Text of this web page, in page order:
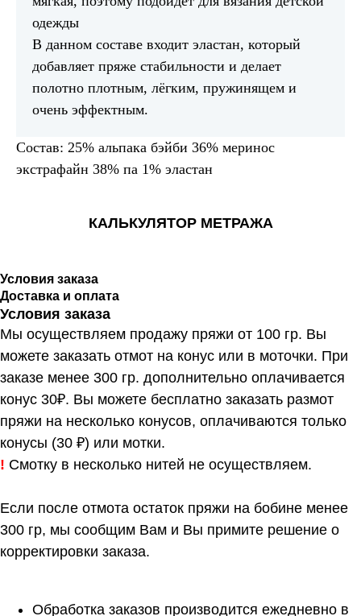
одежды
В данном составе входит эластан, который
добавляет пряже стабильности и делает
полотно плотным, лёгким, пружинящем и
очень эффектным.
Состав: 25% альпака бэйби 36% меринос
экстрафайн 38% па 1% эластан
КАЛЬКУЛЯТОР МЕТРАЖА
Условия заказа
Доставка и оплата
Условия заказа
Мы осуществляем продажу пряжи от 100 гр. Вы
можете заказать отмот на конус или в моточки. При
заказе менее 300 гр. дополнительно оплачивается
конус 30₽. Вы можете бесплатно заказать размот
пряжи на несколько конусов, оплачиваются только
конусы (30 ₽) или мотки.
! Смотку в несколько нитей не осуществляем.
Если после отмота остаток пряжи на бобине менее
300 гр, мы сообщим Вам и Вы примите решение о
корректировки заказа.
Обработка заказов производится ежедневно в